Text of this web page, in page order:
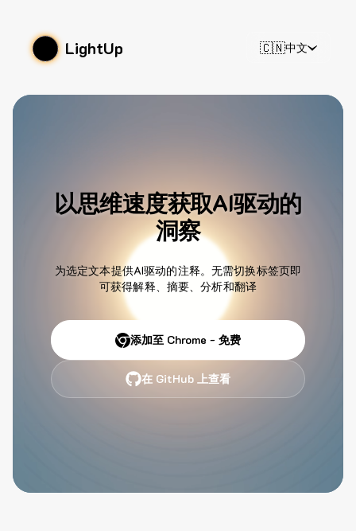
LightUp 🇨🇳中文
以思维速度获取AI驱动的
洞察
为选定文本提供AI驱动的注释。无需切换标签页即
可获得解释、摘要、分析和翻译
添加至 Chrome - 免费
在 GitHub 上查看